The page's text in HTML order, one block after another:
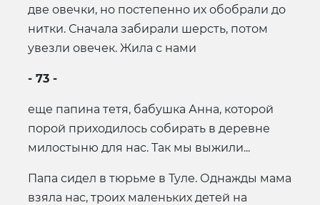
две овечки, но постепенно их обобрали до
нитки. Сначала забирали шерсть, потом
увезли овечек. Жила с нами
- 73 -
еще папина тетя, бабушка Анна, которой
порой приходилось собирать в деревне
милостыню для нас. Так мы выжили...
Папа сидел в тюрьме в Туле. Однажды мама
взяла нас, троих маленьких детей на